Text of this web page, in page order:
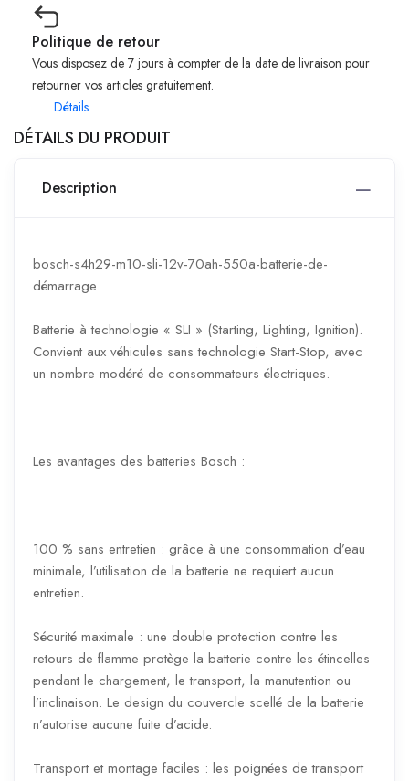
Politique de retour
Vous disposez de 7 jours à compter de la date de livraison pour
retourner vos articles gratuitement.
Détails
DÉTAILS DU PRODUIT
Description
bosch-s4h29-m10-sli-12v-70ah-550a-batterie-de-
démarrage
Batterie à technologie « SLI » (Starting, Lighting, Ignition).
Convient aux véhicules sans technologie Start-Stop, avec
un nombre modéré de consommateurs électriques.
Les avantages des batteries Bosch :
100 % sans entretien : grâce à une consommation d’eau
minimale, l’utilisation de la batterie ne requiert aucun
entretien.
Sécurité maximale : une double protection contre les
retours de flamme protège la batterie contre les étincelles
pendant le chargement, le transport, la manutention ou
l’inclinaison. Le design du couvercle scellé de la batterie
n’autorise aucune fuite d’acide.
Transport et montage faciles : les poignées de transport